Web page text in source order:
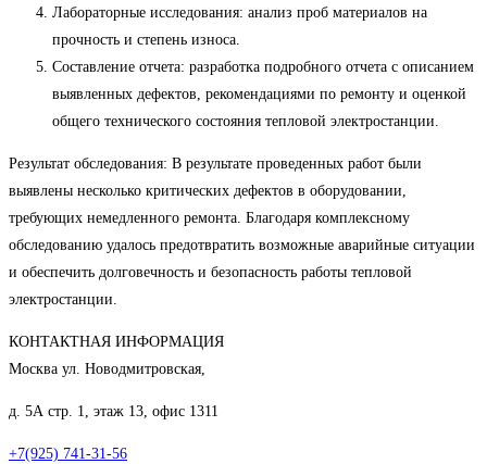
Лабораторные исследования: анализ проб материалов на
прочность и степень износа.
Составление отчета: разработка подробного отчета с описанием
выявленных дефектов, рекомендациями по ремонту и оценкой
общего технического состояния тепловой электростанции.
Результат обследования: В результате проведенных работ были
выявлены несколько критических дефектов в оборудовании,
требующих немедленного ремонта. Благодаря комплексному
обследованию удалось предотвратить возможные аварийные ситуации
и обеспечить долговечность и безопасность работы тепловой
электростанции.
КОНТАКТНАЯ ИНФОРМАЦИЯ
Москва ул. Новодмитровская,
д. 5А стр. 1, этаж 13, офис 1311
+7(925) 741-31-56